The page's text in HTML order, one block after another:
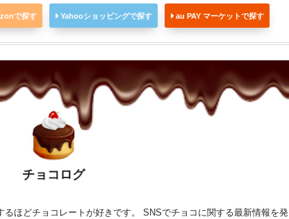
で探す Yahooショッピングで探す au PAY マーケットで探す
チョコログ
ほどチョコレートが好きです。 SNSでチョコに関する最新情報を発